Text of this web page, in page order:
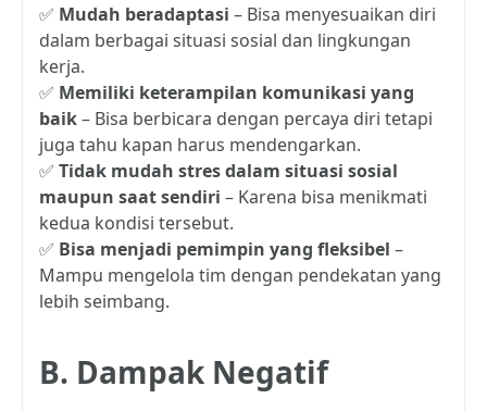
✅ Mudah beradaptasi – Bisa menyesuaikan diri
dalam berbagai situasi sosial dan lingkungan
kerja.
✅ Memiliki keterampilan komunikasi yang
baik– Bisa berbicara dengan percaya diri tetapi
juga tahu kapan harus mendengarkan.
✅ Tidak mudah stres dalam situasi sosial
maupun saat sendiri – Karena bisa menikmati
kedua kondisi tersebut.
✅ Bisa menjadi pemimpin yang fleksibel –
Mampu mengelola tim dengan pendekatan yang
lebih seimbang.
B. Dampak Negatif